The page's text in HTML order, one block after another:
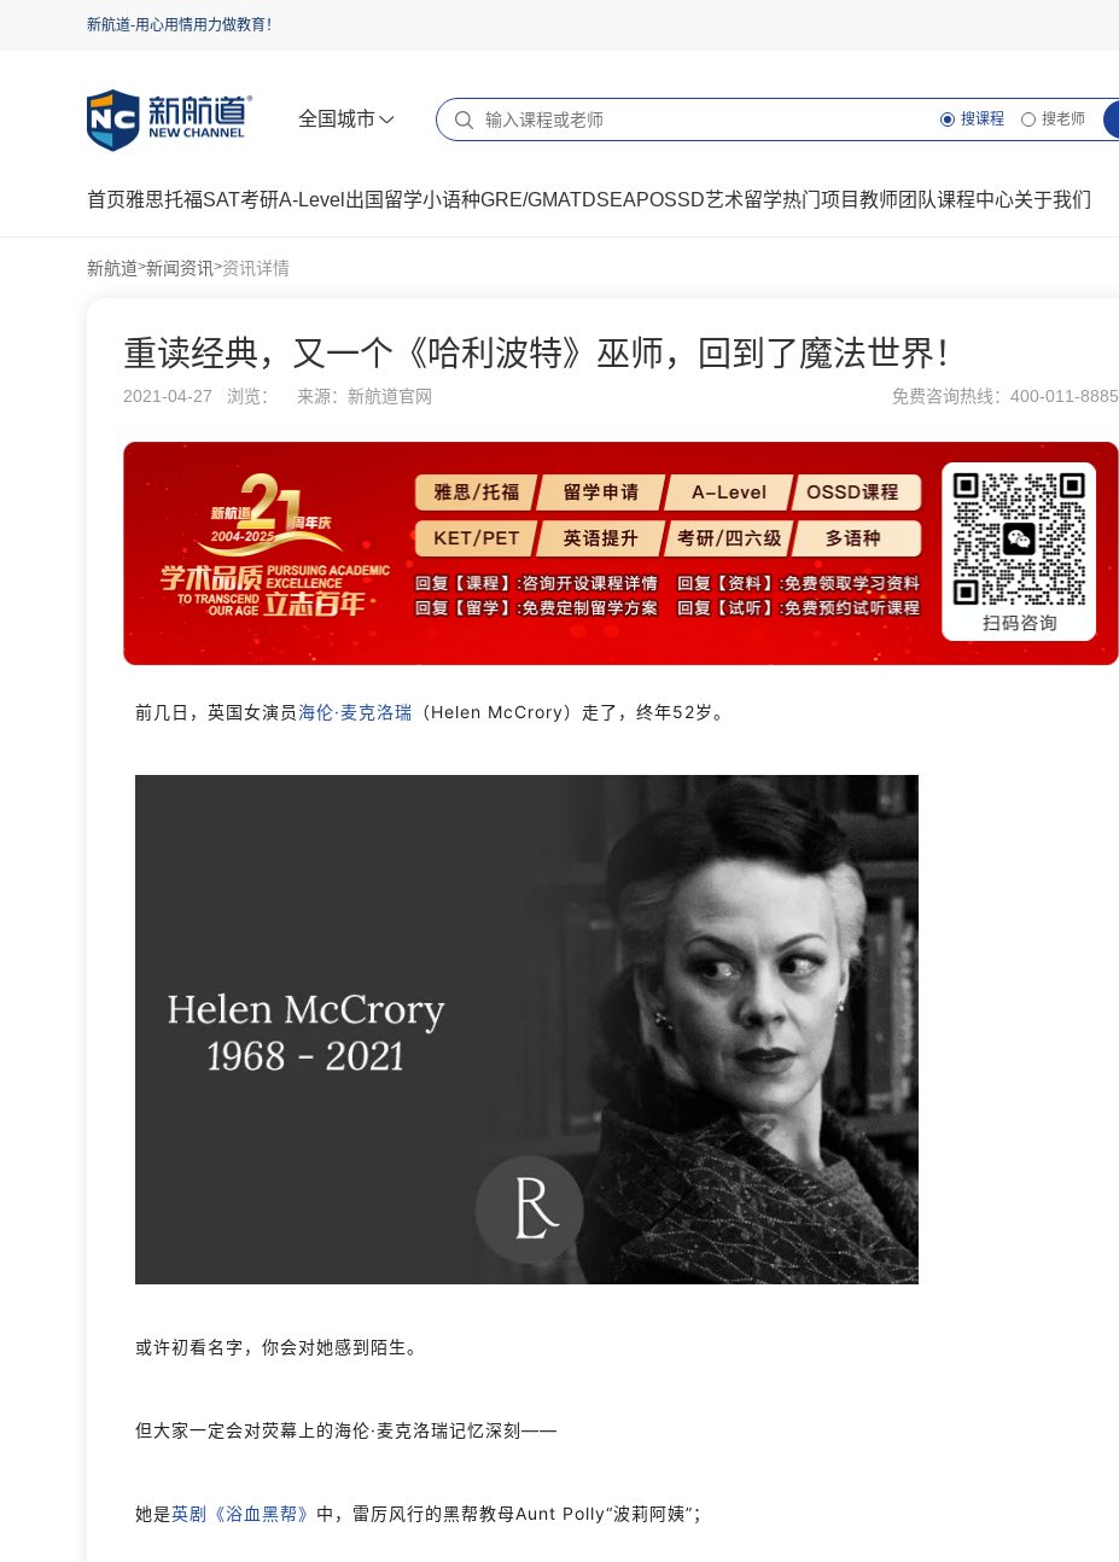
新航道-用心用情用力做教育！
全国城市 搜课程 搜老师
首页雅思托福SAT考研A-Level 出国留学小语种GRE/GMATDSEAPOSSD艺术留学热门项目教师团队课程中心关于我们
新航道>新闻资讯>资讯详情
重读经典，​又一个《哈利波特》巫师，回到了魔法世界！
2021-04-27 浏览： 来源：新航道官网 免费咨询热线：400-011-8885
前几日，英国女演员海伦·麦克洛瑞 （Helen McCrory）走了，终年52岁。
或许初看名字，你会对她感到陌生。
但大家一定会对荧幕上的海伦·麦克洛瑞记忆深刻——
她是英剧《浴血黑帮》 中，雷厉风行的黑帮教母Aunt Polly“波莉阿姨”；